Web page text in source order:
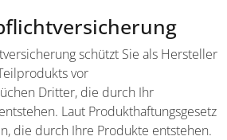
schützt Sie als Hersteller
vor
Dritter, die durch Ihr
Laut Produkthaftungsgesetz
die durch Ihre Produkte entstehen.